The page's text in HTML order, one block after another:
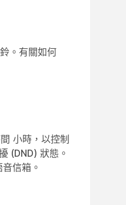
。有關如何
小時，以控制
(DND) 狀態。
信箱。